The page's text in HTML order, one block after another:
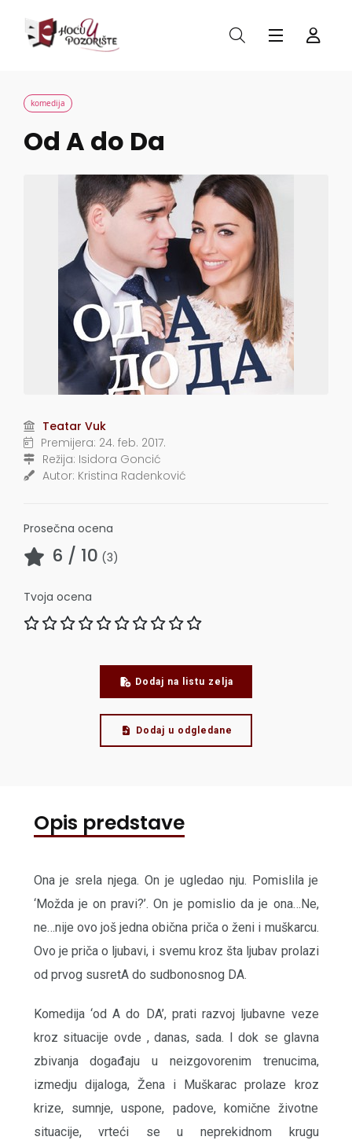
komedija
Od A do Da
Teatar Vuk
Premijera: 24. feb. 2017.
Režija: Isidora Goncić
Autor: Kristina Radenković
Prosečna ocena
6 / 10 (3)
Tvoja ocena
Dodaj na listu zelja
Dodaj u odgledane
Opis predstave
Ona je srela njega. On je ugledao nju. Pomislila je
‘Možda je on pravi?’. On je pomislio da je ona…Ne,
ne…nije ovo još jedna obična priča o ženi i muškarcu.
Ovo je priča o ljubavi, i svemu kroz šta ljubav prolazi
od prvog susretA do sudbonosnog DA.
Komedija ‘od A do DA’, prati razvoj ljubavne veze
kroz situacije ovde , danas, sada. I dok se glavna
zbivanja događaju u neizgovorenim trenucima,
izmedju dijaloga, Žena i Muškarac prolaze kroz
krize, sumnje, uspone, padove, komične životne
situacije, vrteći se u neprekidnom krugu